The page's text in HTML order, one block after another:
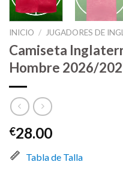
INICIO / JUGADORES DE
Camiseta
Hombre 2026/
€28.00
Tabla de Talla